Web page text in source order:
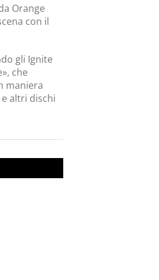
Orange
con il
gli Ignite
che
maniera
altri dischi